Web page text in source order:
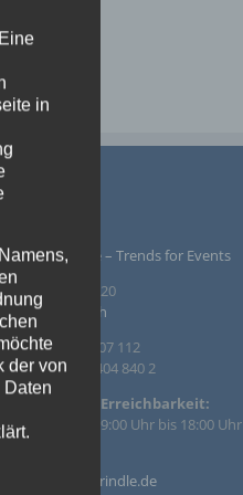
Agentur Rindle – Trends for Events
Prinzendamm 20
25436 Tornesch
Tel. +49 4122 407 112
Fax. +49 4122 404 840 2
Telefonische Erreichbarkeit:
Mo. – Fr. von 09:00 Uhr bis 18:00 Uhr
info@agentur-rindle.de
in
der von
Daten